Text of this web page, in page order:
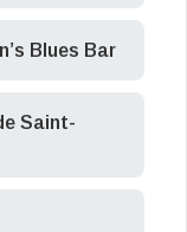
Blues Bar
Saint-